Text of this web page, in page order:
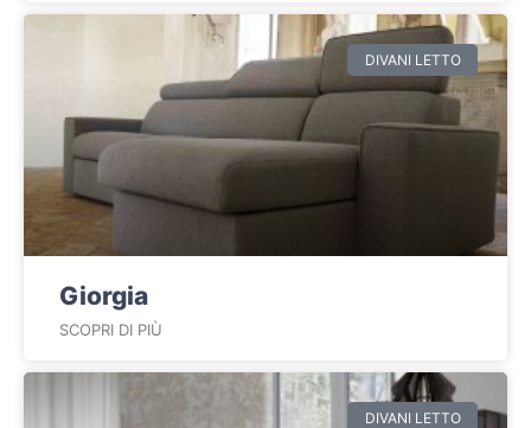
DIVANI LETTO
Giorgia
SCOPRI DI PIÙ
DIVANI LETTO